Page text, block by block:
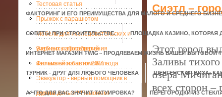
ФАКТОРИНГ И ЕГО ПРЕИМУЩЕСТВА ДЛЯ МАЛОГО И СРЕДНЕГО
СОВЕТЫ ПРИ СТРОИТЕЛЬСТВЕ. ПЛОЩАДКА КАЗИНО, КОТОРАЯ
ИНТЕРНЕТ МАГАЗИН TWIG - ПРОДЛЕВАЕМ ЖИЗНЬ ВАШЕЙ БЫТОВОЙ
ТУРНИК - ДРУГ ДЛЯ ЛЮБОГО ЧЕЛОВЕКА ШЕНГЕНСКАЯ ВИЗА:
А ЧТО ДЛЯ ВАС ЗНАЧИТ ТАТУИРОВКА? ПЕРЕГОРОДКИ ИЗ
Тестовая статья
Прыжок с парашютом
Мебель для исследовательских и
учебных лабораторий
Варианты приобретения
запчастей на автомобиль
Фильмы и события 2011 года
Эвакуатор - верный помощник в
дороге.
Нужны деньги? Поможем!
Сиэтл –
Этот город
Заливы
озера
всех сторон